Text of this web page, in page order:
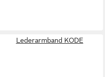
Lederarmband KODE